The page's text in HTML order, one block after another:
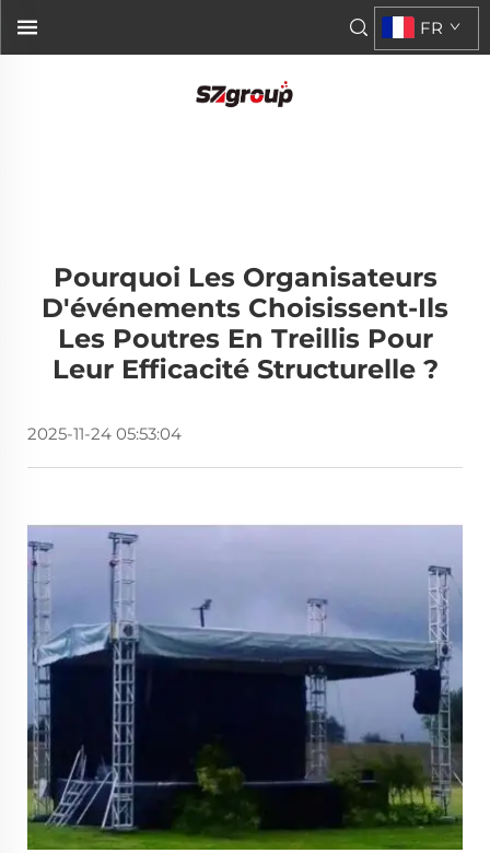
FR
Pourquoi Les Organisateurs
D'événements Choisissent-Ils
Les Poutres En Treillis Pour
Leur Efficacité Structurelle ?
2025-11-24 05:53:04